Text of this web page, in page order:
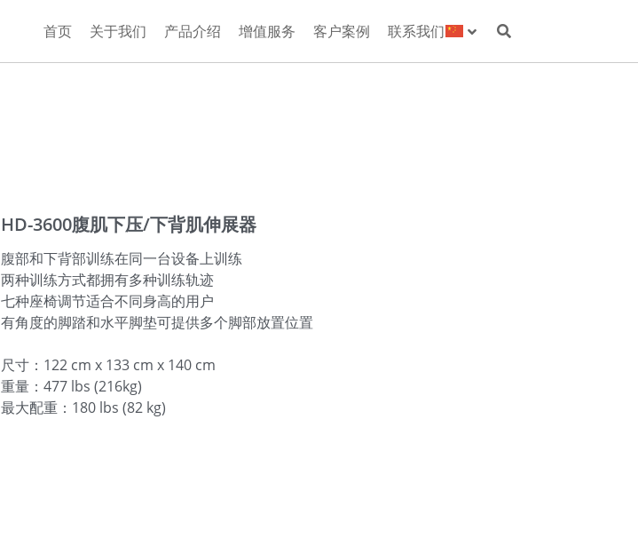
首页 关于我们 产品介绍 增值服务 客户案例 联系我们
HD-3600腹肌下压/下背肌伸展器
腹部和下背部训练在同一台设备上训练
两种训练方式都拥有多种训练轨迹
七种座椅调节适合不同身高的用户
有角度的脚踏和水平脚垫可提供多个脚部放置位置
尺寸：122 cm x 133 cm x 140 cm
重量：477 lbs (216kg)
最大配重：180 lbs (82 kg)